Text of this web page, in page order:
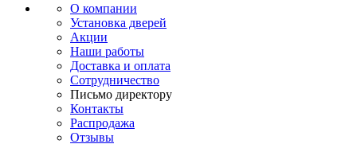
О компании
Установка дверей
Акции
Наши работы
Доставка и оплата
Сотрудничество
Письмо директору
Контакты
Распродажа
Отзывы